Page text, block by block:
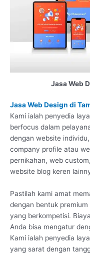
Jasa Web
Jasa Web Design di
Kami ialah penyedia
berfocus dalam
dengan website
company profile atau
pernikahan, web
website blog keren
Pastilah kami amat
dengan bentuk
yang berkompetisi.
Anda bisa mengatur
Kami ialah penyedia
yang sarat dengan